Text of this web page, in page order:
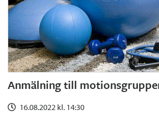
Anmälning till
16.08.2022 kl. 14:30